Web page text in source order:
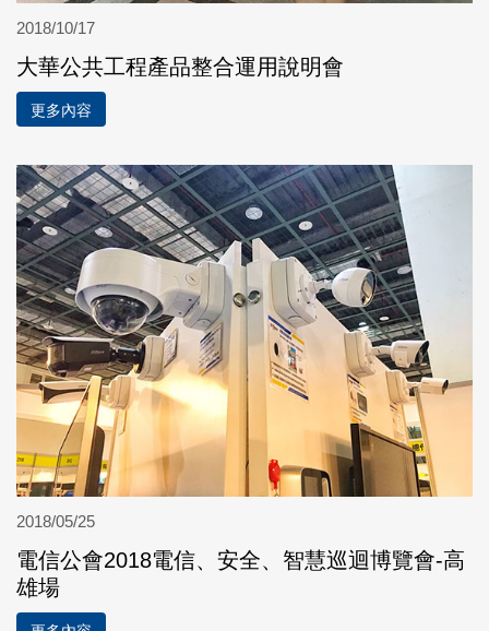
2018/10/17
大華公共工程產品整合運用說明會
更多內容
2018/05/25
電信公會2018電信、安全、智慧巡迴博覽會-高
雄場